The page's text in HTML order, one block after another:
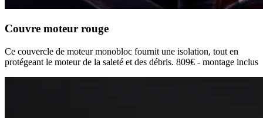
Couvre moteur rouge
Ce couvercle de moteur monobloc fournit une isolation, tout en
protégeant le moteur de la saleté et des débris. 809€ - montage inclus